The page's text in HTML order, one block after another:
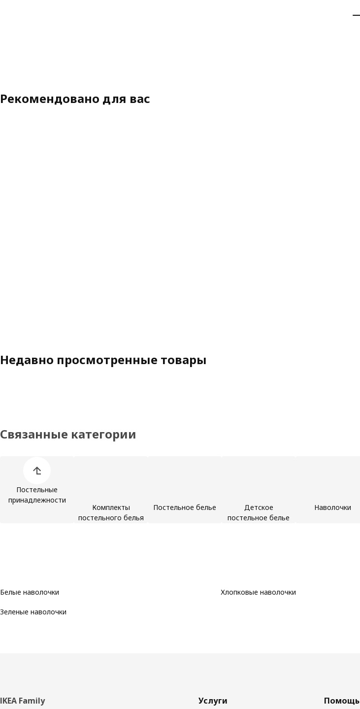
Рекомендовано для вас
Недавно просмотренные товары
Связанные категории
Постельные
принадлежности
Комплекты
постельного белья
Постельное белье
Детское
постельное белье
Наволочки
Белые наволочки
Зеленые наволочки
Хлопковые наволочки
Нижний
IKEA Family Услуги Помощь